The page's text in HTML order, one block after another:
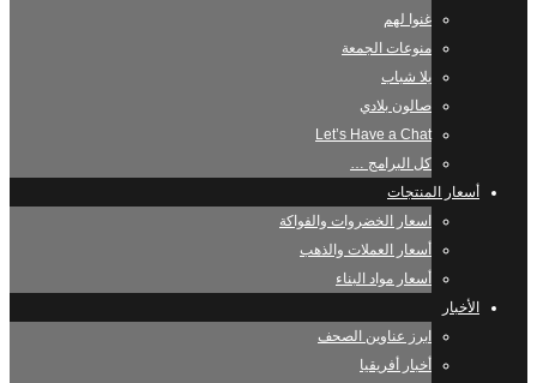
غنوا لهم
منوعات الجمعة
يلا شباب
صالون بلادي
Let’s Have a Chat
كل البرامج …
أسعار المنتجات
اسعار الخضروات والفواكة
أسعار العملات والذهب
أسعار مواد البناء
الأخبار
ابرز عناوين الصحف
أخبار أفريقيا